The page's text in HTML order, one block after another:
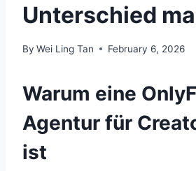
Unterschied
By Wei Ling Tan February 6, 2026
Warum eine
Agentur für
ist